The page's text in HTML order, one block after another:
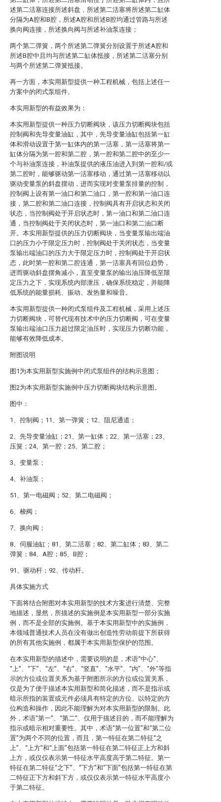
述第二活塞连接所述斜盘，所述第二活塞将所述第二缸体
分隔为A腔和B腔，所述A腔和所述B腔均通过管路与所述
换向阀连接，所述换向阀与所述补油泵连接；
两个第二弹簧，两个所述第二弹簧分别设置于所述A腔和
所述B腔中且均与所述第二缸体抵接，所述第二活塞分别
与两个所述第二弹簧抵接。
再一方面，本实用新型提供一种工程机械，包括上述任一
方案中的闭式泵组件。
本实用新型的有益效果为：
本实用新型提供一种压力切断阀块，该压力切断阀块包括
控制阀和先导变量油缸，其中，先导变量油缸包括第一缸
体和滑动设置于第一缸体内的第一活塞，第一活塞将第一
缸体分隔为第一腔和第二腔，第一腔和第二腔中的至少一
个与补油泵连接，补油泵提供的液压油进入到第一腔和/或
第二腔时，能够驱动第一活塞移动，通过第一活塞移动以
驱动变量泵的斜盘摆动，进而实现对变量泵排量的控制，
控制阀上设有第一油口和第二油口，第一腔和第一油口连
接，第二腔和第二油口连接，控制阀具有开启状态和关闭
状态，当控制阀处于开启状态时，第一油口和第二油口连
通，当控制阀处于关闭状态时，第一油口和第二油口断
开。本实用新型提供的压力切断阀块，当变量泵输出端油
口的压力小于限定压力时，控制阀处于关闭状态，当变量
泵输出端油口的压力大于限定压力时，控制阀处于开启状
态，此时第一腔和第二腔连通，第一活塞具有回位趋势，
进而驱动斜盘摆角减小，直至变量泵的输出油压降低至限
定压力之下，实现系统内部泄压，确保系统稳定，并能降
低系统的能量损耗、振动、发热量和噪音。
本实用新型提供一种闭式泵组件及工程机械，采用上述压
力切断阀块，可替代现有技术中的压力切断阀，可在变量
泵输出端油口压力超过限定油压时，实现压力切断功能，
能够有效降低成本。
附图说明
图1为本实用新型实施例中闭式泵组件的结构示意图；
图2为本实用新型实施例中压力切断阀块结构示意图。
图中：
1、控制阀；11、第一弹簧；12、阻尼通道；
2、先导变量油缸；21、第一缸体；22、第一活塞；23、
压簧；24、第一腔；25、第二腔；
3、变量泵；
4、补油泵；
51、第一电磁阀；52、第二电磁阀；
6、梭阀；
7、换向阀；
8、伺服油缸；81、第二活塞；82、第二缸体；83、第二
弹簧；84、A腔；85、B腔；
91、驱动杆；92、传动杆。
具体实施方式
下面将结合附图对本实用新型的技术方案进行清楚、完整
地描述，显然，所描述的实施例是本实用新型一部分实施
例，而不是全部的实施例。基于本实用新型中的实施例，
本领域普通技术人员在没有做出创造性劳动前提下所获得
的所有其他实施例，都属于本实用新型保护的范围。
在本实用新型的描述中，需要说明的是，术语“中心”、
“上”、“下”、“左”、“右”、“竖直”、“水平”、“内”、“外”等指
示的方位或位置关系为基于附图所示的方位或位置关系，
仅是为了便于描述本实用新型和简化描述，而不是指示或
暗示所指的装置或元件必须具有特定的方位、以特定的方
位构造和操作，因此不能理解为对本实用新型的限制。此
外，术语“第一”、“第二”、仅用于描述目的，而不能理解为
指示或暗示相对重要性。其中，术语“第一位置”和“第二位
置”为两个不同的位置，而且，第一特征在第二特征“之
上”、“上方”和“上面”包括第一特征在第二特征正上方和斜
上方，或仅仅表示第一特征水平高度高于第二特征。第一
特征在第二特征“之下”、“下方”和“下面”包括第一特征在第
二特征正下方和斜下方，或仅仅表示第一特征水平高度小
于第二特征。